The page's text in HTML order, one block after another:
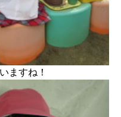
ますね！